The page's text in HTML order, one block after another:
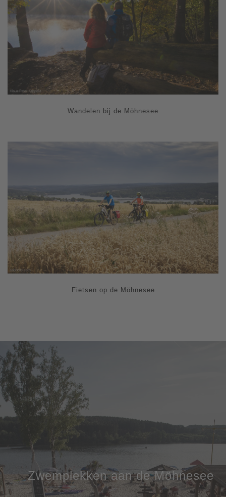
Wandelen bij de Möhnesee
Fietsen op de Möhnesee
Zwemplekken aan de Möhnesee